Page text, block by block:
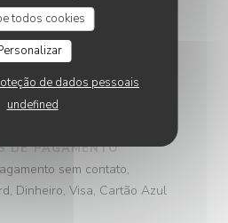
todos cookies
de dados pessoais
undefined
GERAIS
produtos frescos
DE PAGAMENTO
sem contato,
Dinheiro, Visa, Cartão Azul